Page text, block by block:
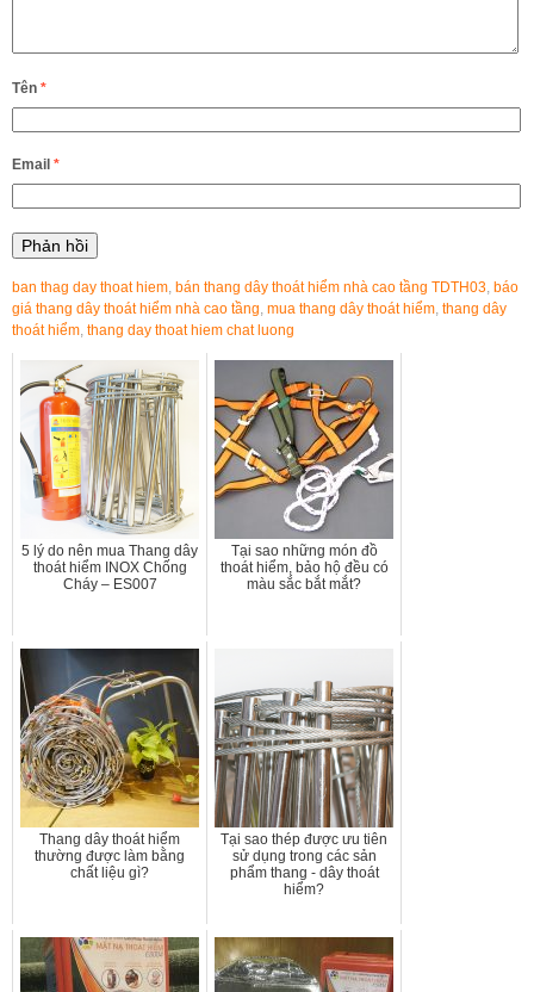
Tên *
Email *
ban thag day thoat hiem, bán thang dây thoát hiểm nhà cao tầng TDTH03, báo
giá thang dây thoát hiểm nhà cao tầng, mua thang dây thoát hiểm, thang dây
thoát hiểm, thang day thoat hiem chat luong
5 lý do nên mua Thang dây
thoát hiểm INOX Chống
Cháy – ES007
Tại sao những món đồ
thoát hiểm, bảo hộ đều có
màu sắc bắt mắt?
Thang dây thoát hiểm
thường được làm bằng
chất liệu gì?
Tại sao thép được ưu tiên
sử dụng trong các sản
phẩm thang - dây thoát
hiểm?